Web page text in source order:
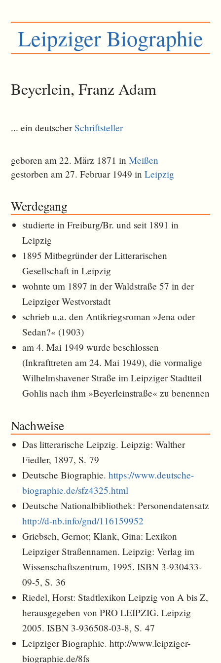
Leipziger Biographie
Beyerlein, Franz Adam
... ein deutscherSchriftsteller
geboren am 22. März 1871 inMeißen
gestorben am 27. Februar 1949 inLeipzig
Werdegang
studierte in Freiburg/Br. und seit 1891 in
Leipzig
1895 Mitbegründer der Litterarischen
Gesellschaft in Leipzig
wohnte um 1897 in der Waldstraße 57 in der
Leipziger Westvorstadt
schrieb u.a. den Antikriegsroman »Jena oder
Sedan?« (1903)
am 4. Mai 1949 wurde beschlossen
(Inkrafttreten am 24. Mai 1949), die vormalige
Wilhelmshavener Straße im Leipziger Stadtteil
Gohlis nach ihm »Beyerleinstraße« zu benennen
Nachweise
Das litterarische Leipzig. Leipzig: Walther
Fiedler, 1897, S. 79
Deutsche Biographie.https://www.deutsche-
biographie.de/sfz4325.html
Deutsche Nationalbibliothek: Personendatensatz
http://d-nb.info/gnd/116159952
Griebsch, Gernot; Klank, Gina: Lexikon
Leipziger Straßennamen. Leipzig: Verlag im
Wissenschaftszentrum, 1995. ISBN 3-930433-
09-5, S. 36
Riedel, Horst: Stadtlexikon Leipzig von A bis Z,
herausgegeben von PRO LEIPZIG. Leipzig
2005. ISBN 3-936508-03-8, S. 47
Leipziger Biographie. http://www.leipziger-
biographie.de/8fs